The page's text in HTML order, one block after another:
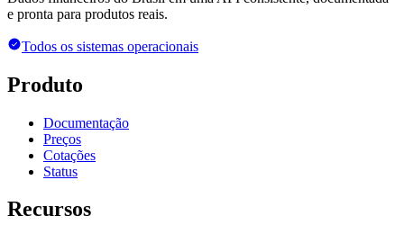
e pronta para produtos reais.
Todos os sistemas operacionais
Produto
Documentação
Preços
Cotações
Status
Recursos